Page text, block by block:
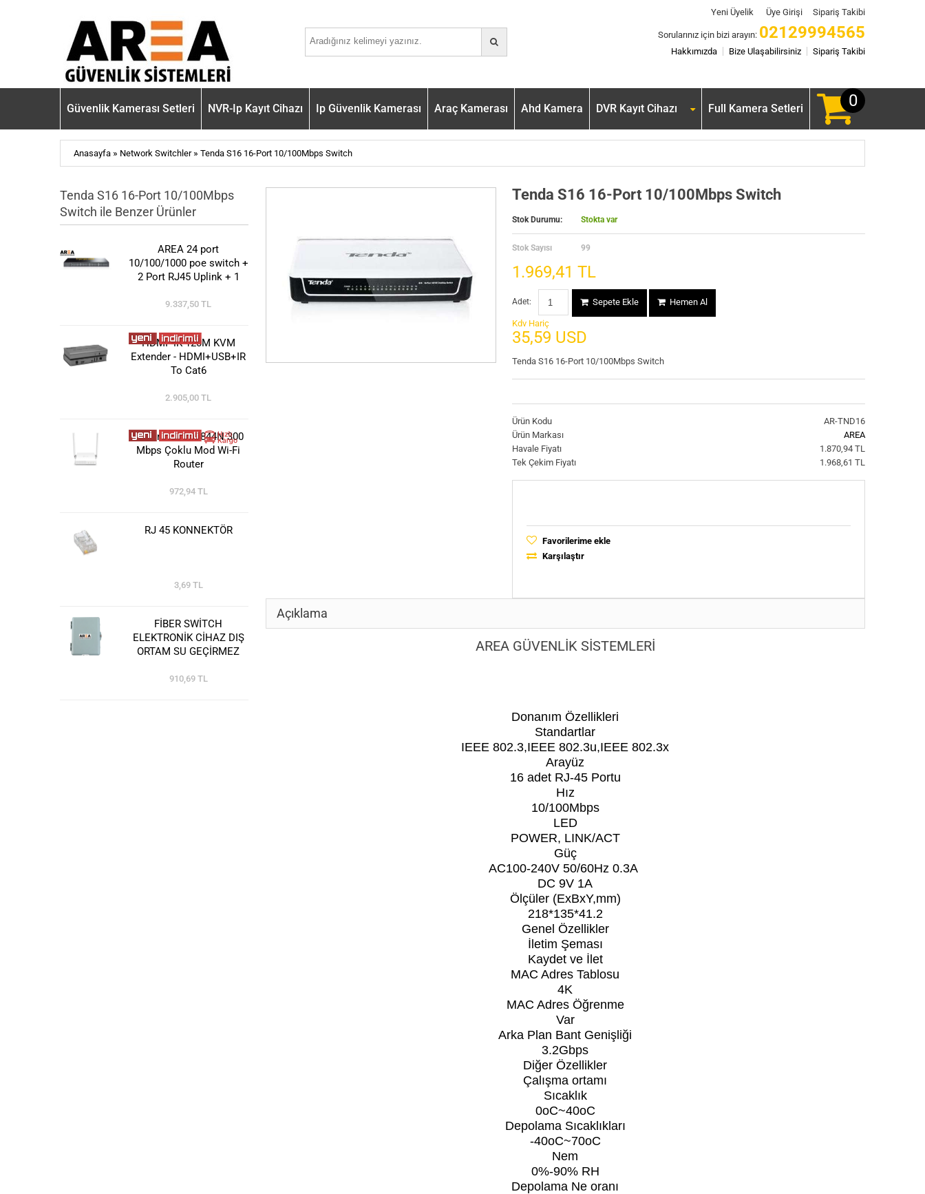
Yeni Üyelik Üye Girişi Sipariş Takibi
Sorularınız için bizi arayın: 02129994565
Hakkımızda Bize Ulaşabilirsiniz Sipariş Takibi
Güvenlik Kamerası Setleri NVR-Ip Kayıt Cihazı Ip Güvenlik Kamerası Araç Kamerası Ahd Kamera DVR Kayıt Cihazı Full Kamera Setleri 0
Anasayfa » Network Switchler » Tenda S16 16-Port 10/100Mbps Switch
Tenda S16 16-Port 10/100Mbps
Switch ile Benzer Ürünler
AREA 24 port
10/100/1000 poe switch +
2 Port RJ45 Uplink + 1
2421P
9.337,50 TL
HDMI 4K 120M KVM
Extender - HDMI+USB+IR
To Cat6
2.905,00 TL
TP-Link TL-WR844N 300
Mbps Çoklu Mod Wi-Fi
Router
972,94 TL
RJ 45 KONNEKTÖR
3,69 TL
FİBER SWİTCH
ELEKTRONİK CİHAZ DIŞ
ORTAM SU GEÇİRMEZ
910,69 TL
Tenda S16 16-Port 10/100Mbps Switch
Stok Durumu: Stokta var
Stok Sayısı 99
1.969,41 TL
Adet: Sepete Ekle Hemen Al
Kdv Hariç
35,59 USD
Tenda S16 16-Port 10/100Mbps Switch
Ürün Kodu
AR-TND16
Ürün Markası
AREA
Havale Fiyatı
1.870,94 TL
Tek Çekim Fiyatı
1.968,61 TL
Favorilerime ekle
Karşılaştır
Açıklama
AREA GÜVENLİK SİSTEMLERİ
Donanım Özellikleri
Standartlar
IEEE 802.3,IEEE 802.3u,IEEE 802.3x
Arayüz
16 adet RJ-45 Portu
Hız
10/100Mbps
LED
POWER, LINK/ACT
Güç
AC100-240V 50/60Hz 0.3A
DC 9V 1A
Ölçüler (ExBxY,mm)
218*135*41.2
Genel Özellikler
İletim Şeması
Kaydet ve İlet
MAC Adres Tablosu
4K
MAC Adres Öğrenme
Var
Arka Plan Bant Genişliği
3.2Gbps
Diğer Özellikler
Çalışma ortamı
Sıcaklık
0oC~40oC
Depolama Sıcaklıkları
-40oC~70oC
Nem
0%-90% RH
Depolama Ne oranı